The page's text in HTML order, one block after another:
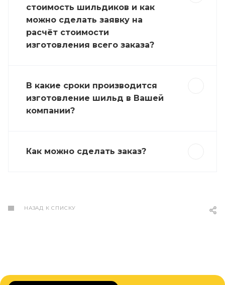
стоимость шильдиков и как
можно сделать заявку на
расчёт стоимости
изготовления всего заказа?
В какие сроки производится
изготовление шильд в Вашей
компании?
Как можно сделать заказ?
НАЗАД К СПИСКУ